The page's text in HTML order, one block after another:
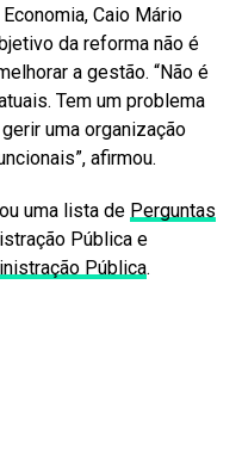
Caio Mário
da reforma não é
a gestão. “Não é
Tem um problema
uma organização
afirmou.
uma lista de Perguntas
Pública e
Pública.